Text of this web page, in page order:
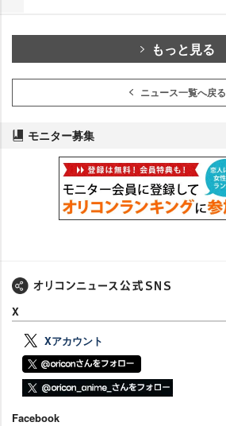
もっと見る
ニュース一覧へ戻る
モニター募集
X
Xアカウント
Facebook